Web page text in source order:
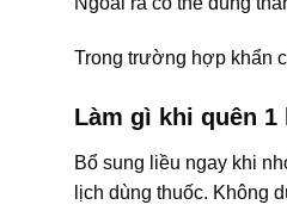
Trong trường hợp khẩn
Làm gì khi quên 1
Bổ sung liều ngay khi
lịch dùng thuốc. Không